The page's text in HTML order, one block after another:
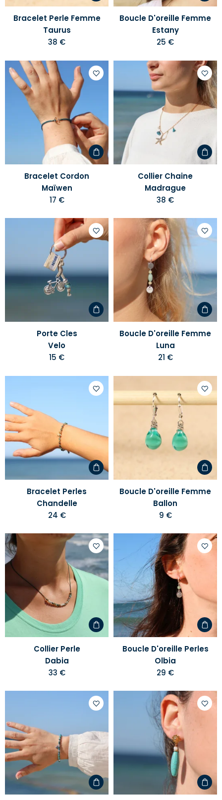
Bracelet Perle Femme
Taurus
38 €
Boucle D'oreille Femme
Estany
25 €
Ajouter
votre
liste
d'envies
Bracelet Cordon
Maïwen
17 €
à
votre
Collier Chaine
Madrague
38 €
Ajouter
votre
d'envies
Porte Cles
Velo
15 €
votre
liste
Boucle D'oreille Femme
Luna
21 €
Ajouter
liste
d'envies
Bracelet Perles
Chandelle
24 €
Boucle D'oreille Femme
Ballon
9 €
Ajouter
à
votre
d'envies
Collier Perle
Dabia
33 €
liste
Boucle D'oreille Perles
Olbia
29 €
à
votre
liste
d'envies